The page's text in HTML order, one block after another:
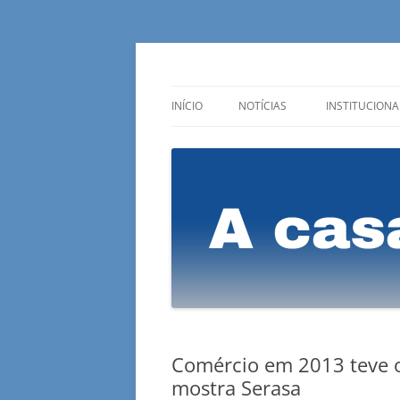
INÍCIO NOTÍCIAS
MENSAGEM DO PRESIDENTE
LUTAS DESDE
Comércio em 2013 teve
mostra Serasa